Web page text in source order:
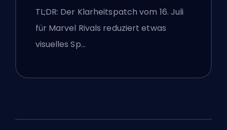
wettbewerbsorientierte
Einstellungen nach dem Patch
vom 16. Juli
TL;DR: Der Klarheitspatch vom 16. Juli
für Marvel Rivals reduziert etwas
visuelles Sp…